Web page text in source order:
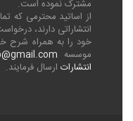
مشترک نموده است.
از اساتید محترمی که
انتشاراتی دارند،
خود را به همراه شرح
موسسه
انتشاراتارسال فرمایند.